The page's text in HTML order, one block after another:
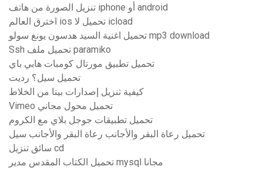
تنزيل الصورة من هاتف iphone أو android
اخترق العالم ios تحميل لا icload
تحميل اغنية السيد هدسون يونغ سولو mp3 download
Ssh تحميل ملف paramiko
تحميل تطبيق مورتال كومبات هابي باي
تحميل سيل؟ رديت
كيفية تنزيل إصدارات بيتا من الخلاط
Vimeo تحميل محول مجاني
تحميل تطبيقات جوجل بلاي مع الكروم
تحميل رعاة البقر والأجانب رعاة البقر والأجانب سيل
سائق تنزيل cd
تحميل الكتاب المقدس مدير mysql مجانا